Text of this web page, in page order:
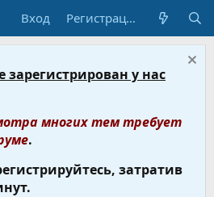
Вход Регистрация
зарегистрирован у нас
многих тем требует
.
затратив